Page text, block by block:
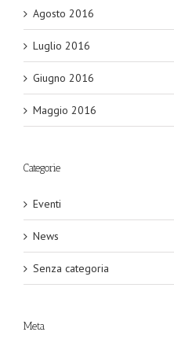
Agosto 2016
Luglio 2016
Giugno 2016
Maggio 2016
Categorie
Eventi
News
Senza categoria
Meta